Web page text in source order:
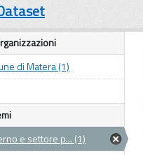
di Matera (1)
e settore p... (1)